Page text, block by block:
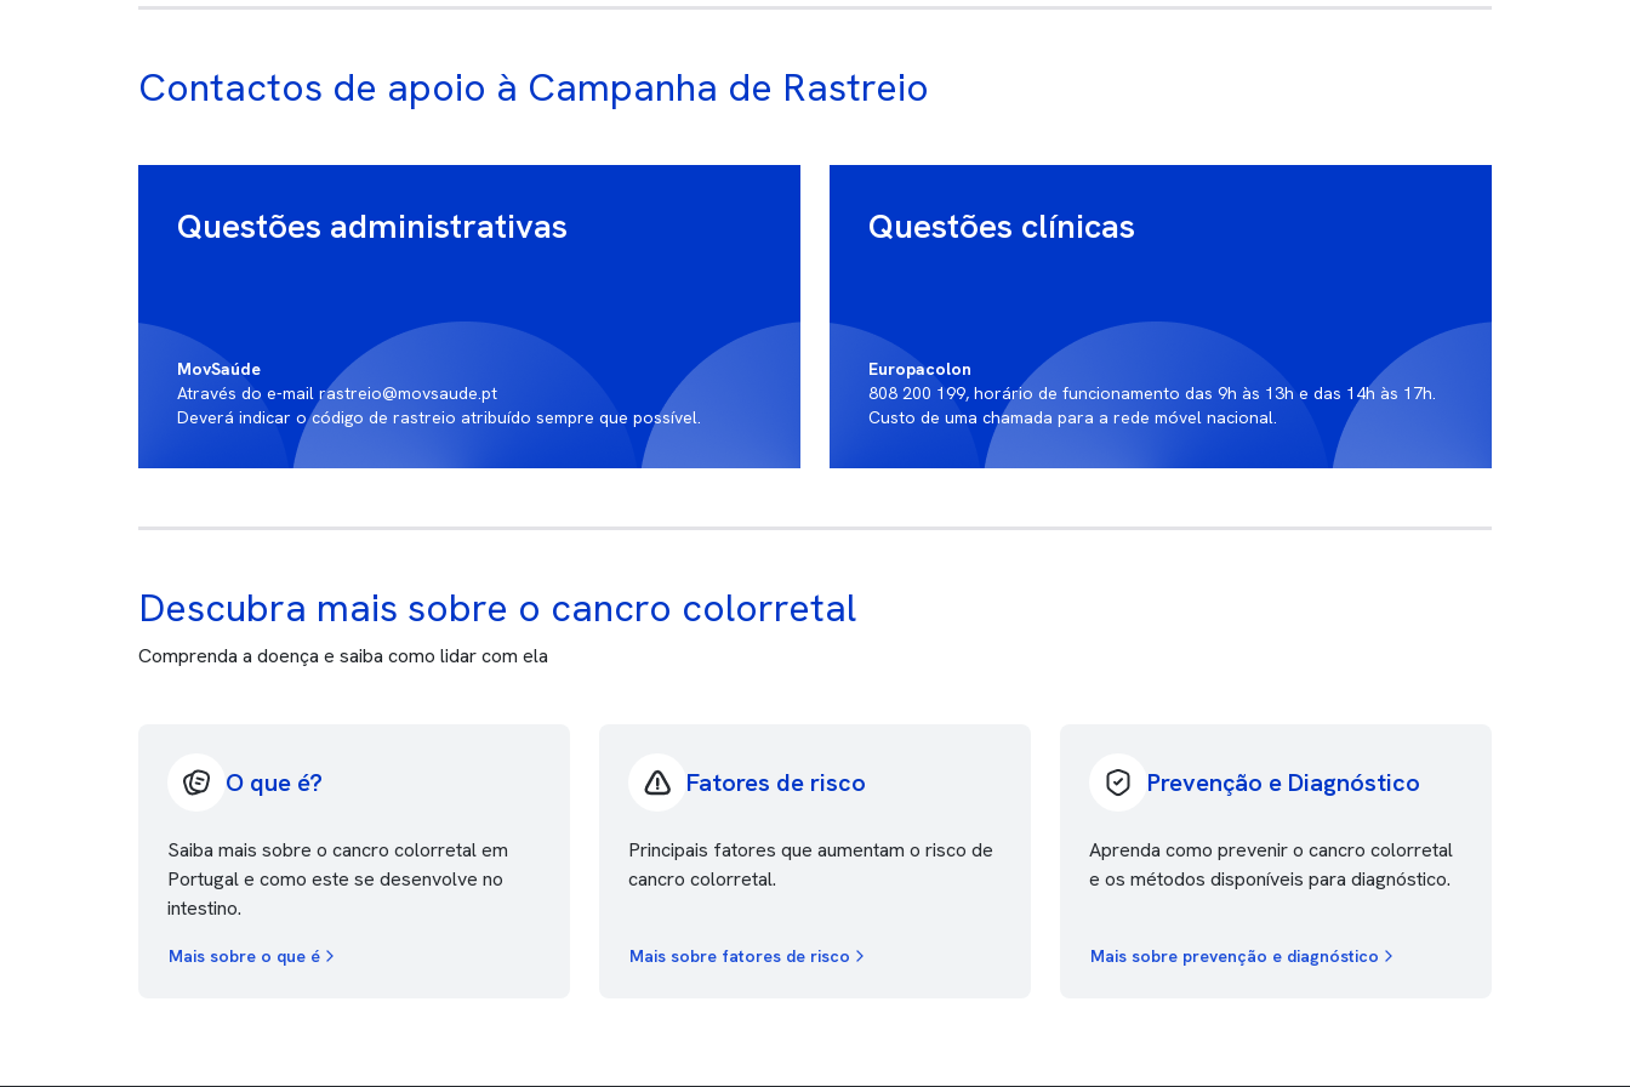
Contactos de apoio à Campanha de Rastreio
Questões administrativas
MovSaúde
Através do e-mail rastreio@movsaude.pt
Deverá indicar o código de rastreio atribuído sempre que possível.
Questões clínicas
Europacolon
808 200 199, horário de funcionamento das 9h às 13h e das 14h às 17h.
Custo de uma chamada para a rede móvel nacional.
Descubra mais sobre o cancro colorretal
Comprenda a doença e saiba como lidar com ela
O que é?
Saiba mais sobre o cancro colorretal em
Portugal e como este se desenvolve no
intestino.
Mais sobre o que é
Fatores de risco
Principais fatores que aumentam o risco de
cancro colorretal.
Mais sobre fatores de risco
Prevenção e Diagnóstico
Aprenda como prevenir o cancro colorretal
e os métodos disponíveis para diagnóstico.
Mais sobre prevenção e diagnóstico